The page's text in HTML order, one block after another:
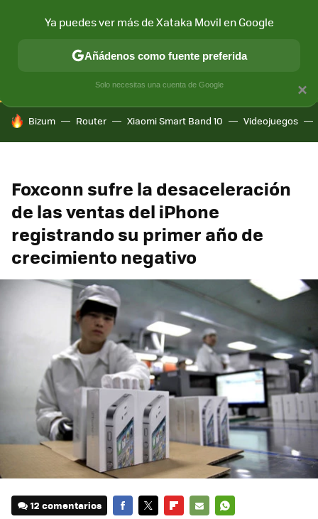
CONECTIVIDAD MÓVIL Y SOCIEDAD APLICACIONES
HOY SE HABLA DE
Bizum Router Xiaomi Smart Band 10 Videojuegos
Foxconn sufre la desaceleración
de las ventas del iPhone
registrando su primer año de
crecimiento negativo
12 comentarios
×
Ya puedes ver más de Xataka Movil en Google
Añádenos como fuente preferida
Solo necesitas una cuenta de Google